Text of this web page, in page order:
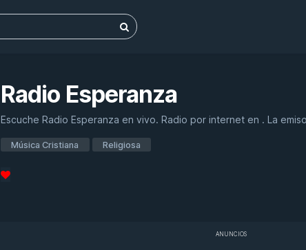
Radio Esperanza
Escuche Radio Esperanza en vivo. Radio por internet en . La
Música Cristiana Religiosa
ANUNCIOS